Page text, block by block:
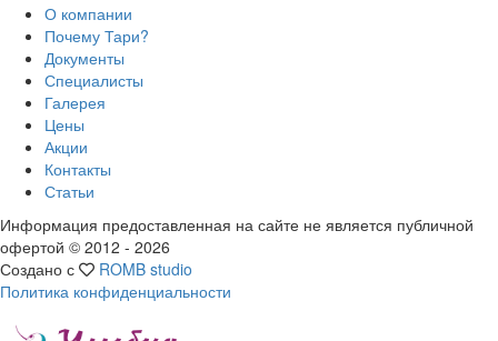
О компании
Почему Тари?
Документы
Специалисты
Галерея
Цены
Акции
Контакты
Статьи
Информация предоставленная на сайте не является публичной
офертой © 2012 - 2026
Создано с
ROMB studio
Политика конфиденциальности